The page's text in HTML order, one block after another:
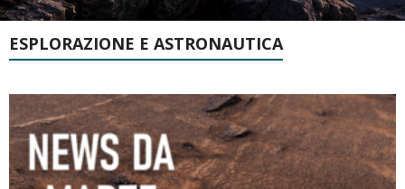
ESPLORAZIONE E ASTRONAUTICA